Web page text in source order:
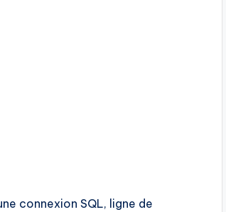
connexion SQL, ligne de